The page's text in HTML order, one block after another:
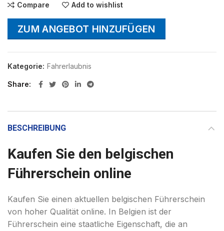
Compare Add to wishlist
ZUM ANGEBOT HINZUFÜGEN
Kategorie: Fahrerlaubnis
Share
BESCHREIBUNG
Kaufen Sie den belgischen
Führerschein online
Kaufen Sie einen aktuellen belgischen Führerschein
von hoher Qualität online. In Belgien ist der
Führerschein eine staatliche Eigenschaft, die an